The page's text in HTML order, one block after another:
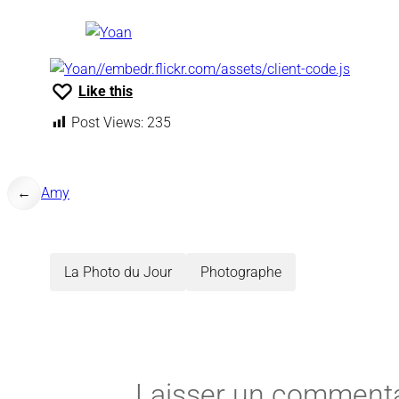
//embedr.flickr.com/assets/client-code.js
Like this
Post Views: 235
← Amy
La Photo du Jour Photographe